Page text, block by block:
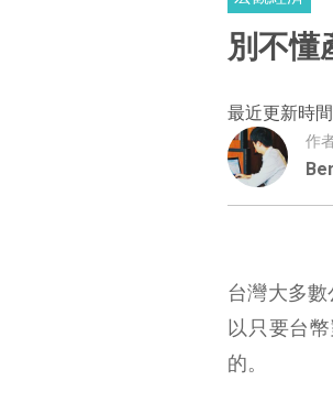
別不懂
最近更新時
作
台灣大多
以只要台
的。